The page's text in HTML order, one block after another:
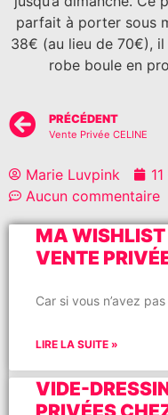
parfait à porter sous
38€ (au lieu de 70€),
robe boule en
PRÉCÉDENT
Vente Privée CELINE
Marie Luvpink
Aucun commentaire
MA WISHLIST
VENTE
Car si vous n’avez
LIRE LA SUITE »
VIDE-